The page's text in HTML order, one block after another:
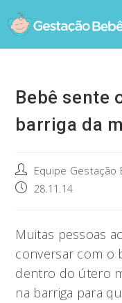
to
content
Bebê sente
barriga da
Post
author:
Equipe Gestação
Post28.11.14
Muitas pessoas
conversar com o
dentro do útero
na barriga para